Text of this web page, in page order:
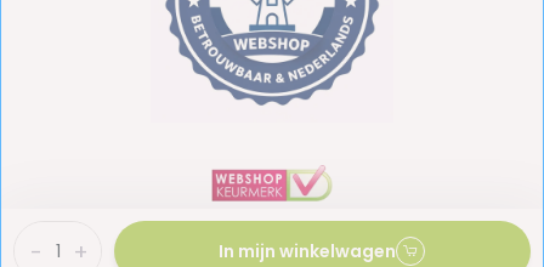
+
- In mijn winkelwagen